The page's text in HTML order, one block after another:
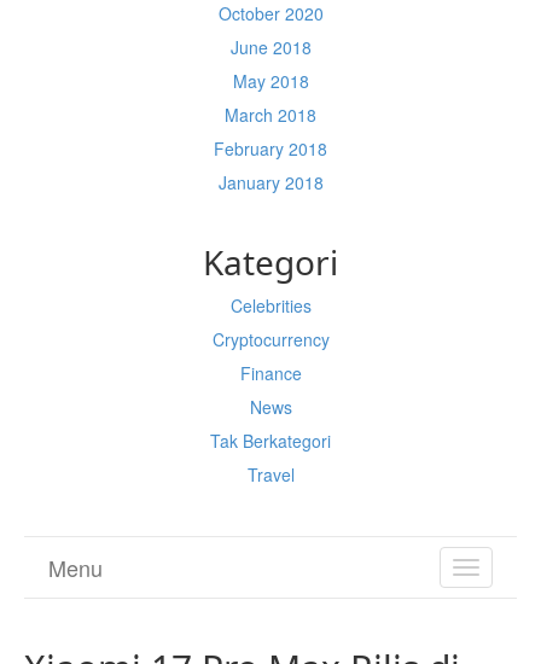
October 2020
June 2018
May 2018
March 2018
February 2018
January 2018
Kategori
Celebrities
Cryptocurrency
Finance
News
Tak Berkategori
Travel
TOGGLE
Menu